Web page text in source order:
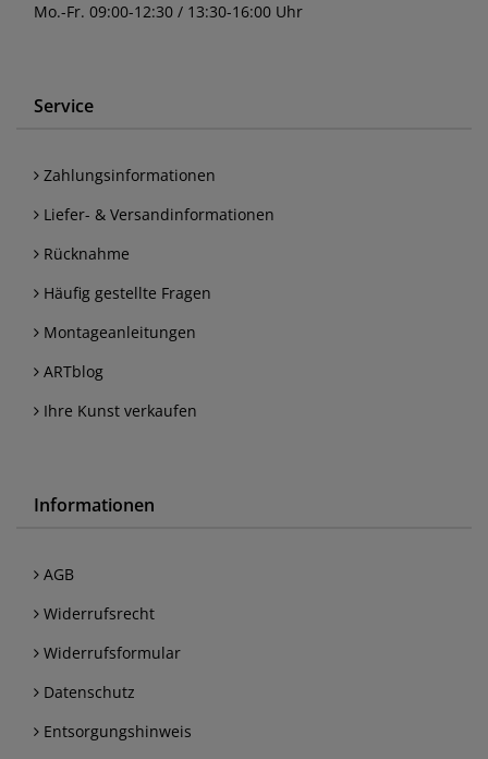
Mo.-Fr. 09:00-12:30 / 13:30-16:00 Uhr
Service
Zahlungsinformationen
Liefer- & Versandinformationen
Rücknahme
Häufig gestellte Fragen
Montageanleitungen
ARTblog
Ihre Kunst verkaufen
Informationen
AGB
Widerrufsrecht
Widerrufsformular
Datenschutz
Entsorgungshinweis